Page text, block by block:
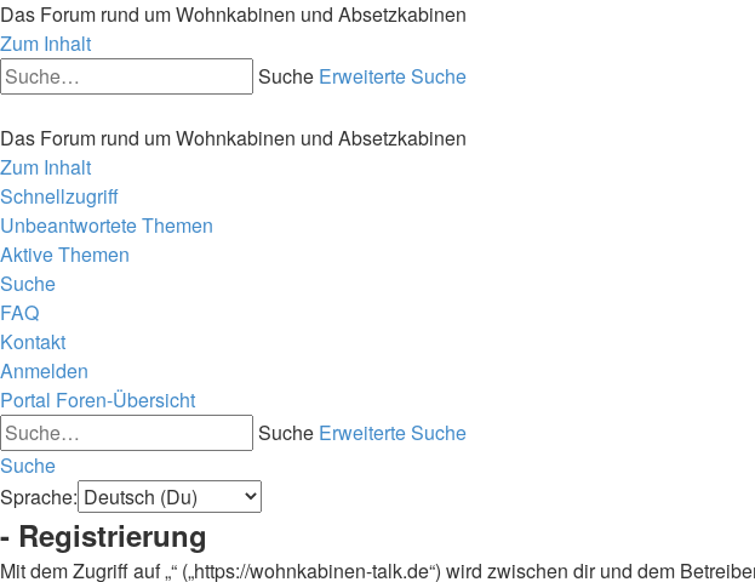
Das Forum rund um Wohnkabinen und Absetzkabinen
Zum Inhalt
Suche Erweiterte Suche
Das Forum rund um Wohnkabinen und Absetzkabinen
Zum Inhalt
Schnellzugriff
Unbeantwortete Themen
Aktive Themen
Suche
FAQ
Kontakt
Anmelden
Portal Foren-Übersicht
Suche Erweiterte Suche
Suche
Sprache:
- Registrierung
Mit dem Zugriff auf „“ („https://wohnkabinen-talk.de“) wird zwischen dir und dem